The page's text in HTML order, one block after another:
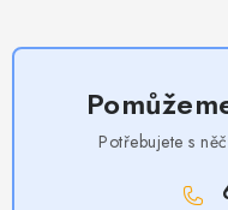
Potřebujete s